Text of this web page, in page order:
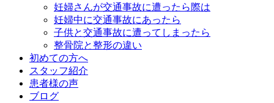
妊婦さんが交通事故に遭ったら際は
妊婦中に交通事故にあったら
子供と交通事故に遭ってしまったら
整骨院と整形の違い
初めての方へ
スタッフ紹介
患者様の声
ブログ